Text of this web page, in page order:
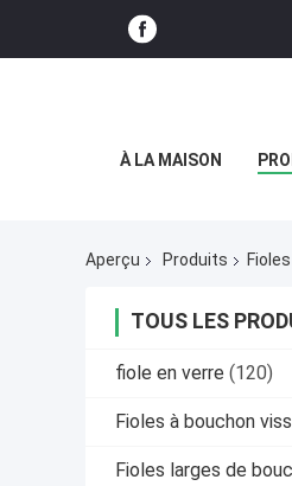
À LA MAISON
Aperçu Produits
TOUS LES
fiole en verre (120)
Fioles à bouchon
Fioles larges de